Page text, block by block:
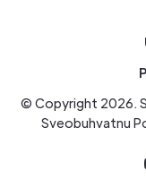
© Copyright 2026.
Sveobuhvatnu